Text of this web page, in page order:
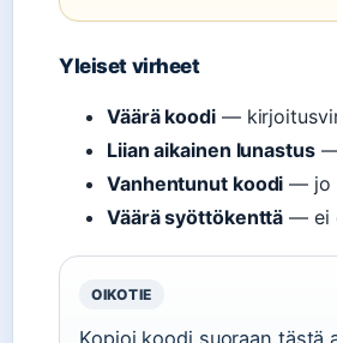
Yleiset virheet
Väärä koodi—
Liian aikainen lunastus—
Vanhentunut koodi — jo
Väärä syöttökenttä — ei
OIKOTIE
Kopioi koodi suoraan